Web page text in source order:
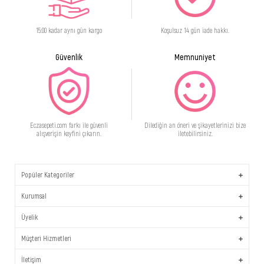
77947), Mica, Iron Oxides (CI 77 491, CI 77492, CI 77499), Titanum
Dioxide (CI 77 891), Bismuth Oxychloride (CI 77163)
15:00 kadar aynı gün kargo Koşulsuz 14 gün iade hakkı.
Güvenlik
Eczasepeti.com farkı ile güvenli
alışverişin keyfini çıkarın.
Memnuniyet
Dilediğin an öneri ve şikayetlerinizi bize
iletebilirsiniz.
Popüler Kategoriler
Kurumsal
Üyelik
Müşteri Hizmetleri
İletişim